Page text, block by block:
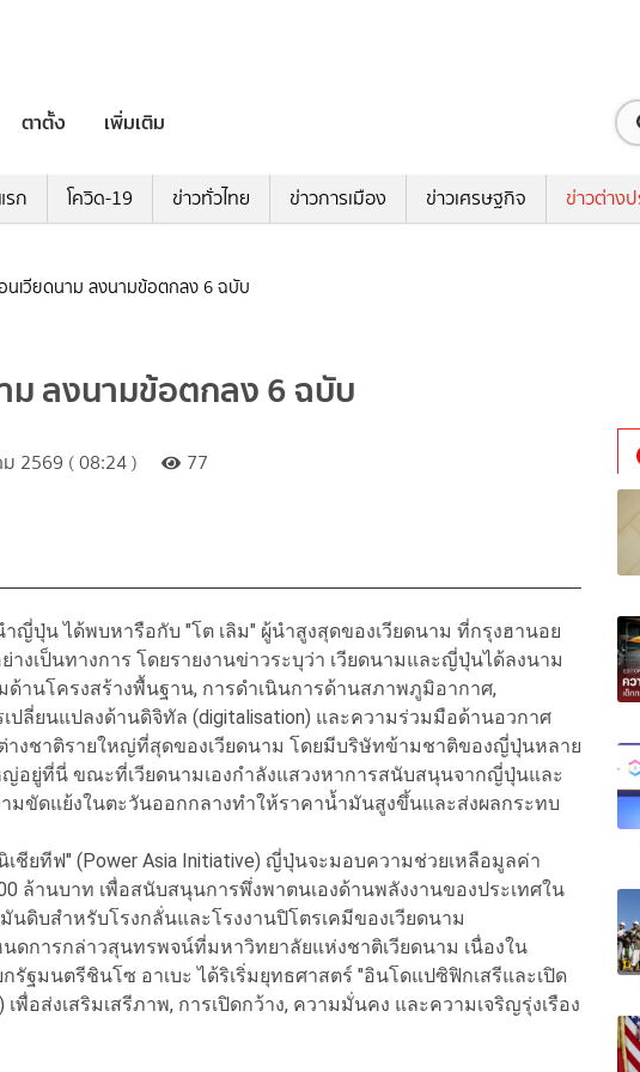
ตาตั้ง เพิ่มเติม
รก โควิด-19 ข่าวทั่วไทย ข่าวการเมือง ข่าวเศรษฐกิจ ข่าวต่างป
เวียดนาม ลงนามข้อตกลง 6 ฉบับ
ม ลงนามข้อตกลง 6 ฉบับ
2569 ( 08:24 ) 77
ญี่ปุ่น ได้พบหารือกับ "โต เลิม" ผู้นำสูงสุดของเวียดนาม ที่กรุงฮานอย
างเป็นทางการ โดยรายงานข่าวระบุว่า เวียดนามและญี่ปุ่นได้ลงนาม
านโครงสร้างพื้นฐาน, การดำเนินการด้านสภาพภูมิอากาศ,
เปลี่ยนแปลงด้านดิจิทัล (digitalisation) และความร่วมมือด้านอวกาศ
งชาติรายใหญ่ที่สุดของเวียดนาม โดยมีบริษัทข้ามชาติของญี่ปุ่นหลาย
อยู่ที่นี่ ขณะที่เวียดนามเองกำลังแสวงหาการสนับสนุนจากญี่ปุ่นและ
มขัดแย้งในตะวันออกกลางทำให้ราคาน้ำมันสูงขึ้นและส่งผลกระทบ
เชียทีฟ" (Power Asia Initiative) ญี่ปุ่นจะมอบความช่วยเหลือมูลค่า
ล้านบาท เพื่อสนับสนุนการพึ่งพาตนเองด้านพลังงานของประเทศใน
นดิบสำหรับโรงกลั่นและโรงงานปิโตรเคมีของเวียดนาม
ดการกล่าวสุนทรพจน์ที่มหาวิทยาลัยแห่งชาติเวียดนาม เนื่องใน
ฐมนตรีชินโซ อาเบะ ได้ริเริ่มยุทธศาสตร์ "อินโดแปซิฟิกเสรีและเปิด
เพื่อส่งเสริมเสรีภาพ, การเปิดกว้าง, ความมั่นคง และความเจริญรุ่งเรือง